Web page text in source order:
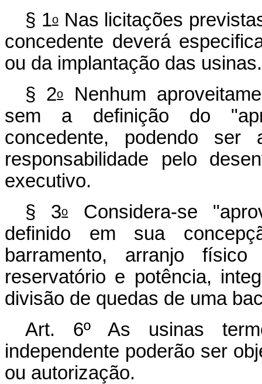
§ 1oNas licitações
concedente deverá
ou da implantação das usinas.
§ 2oNenhum
sem a definição do
concedente, podendo
responsabilidade pelo
executivo.
§ 3oConsidera-se
definido em sua
barramento, arranjo
reservatório e potência,
divisão de quedas de uma
Art. 6º As usinas
independente poderão ser
ou autorização.